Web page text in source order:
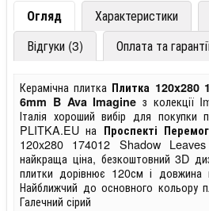
Огляд Характеристики
Відгуки (3)
Оплата та
Керамічна плитка Плитка 120x280
6mm B Ava Imagine з колекції
Італія хороший вибір для покупки
PLITKA.EU на Проспекті
120x280 174012 Shadow
найкраща ціна, безкоштовний 3D
плитки дорівнює 120см і довжина
Найближчий до основного кольору
Галечний сірий